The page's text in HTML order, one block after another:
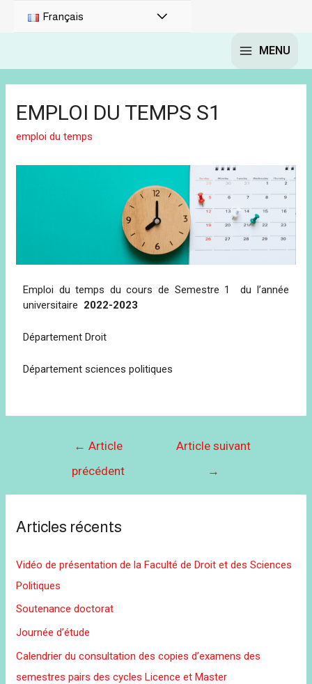
Français
MENU
EMPLOI DU TEMPS S1
emploi du temps
Emploi du temps du cours de Semestre 1 du l’année
universitaire 2022-2023
Département Droit
Département sciences politiques
← Article
précédent
Article suivant
→
Articles récents
Vidéo de présentation de la Faculté de Droit et des Sciences
Politiques
Soutenance doctorat
Journée d’étude
Calendrier du consultation des copies d’examens des
semestres pairs des cycles Licence et Master